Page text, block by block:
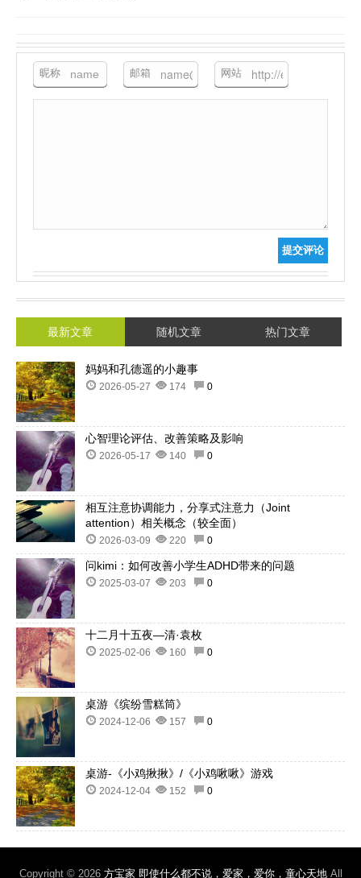
昵称 邮箱 网站
提交评论
最新文章 随机文章 热门文章
妈妈和孔德遥的小趣事
2026-05-27 174 0
心智理论评估、改善策略及影响
2026-05-17 140 0
相互注意协调能力，分享式注意力（Joint
attention）相关概念（较全面）
2026-03-09 220 0
问kimi：如何改善小学生ADHD带来的问题
2025-03-07 203 0
十二月十五夜—清·袁枚
2025-02-06 160 0
桌游《缤纷雪糕筒》
2024-12-06 157 0
桌游-《小鸡揪揪》/《小鸡啾啾》游戏
2024-12-04 152 0
Copyright © 2026 方宝家 即使什么都不说，爱家，爱你，童心天地 All